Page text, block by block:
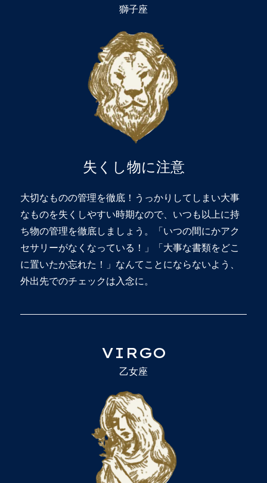
獅子座
失くし物に注意
大切なものの管理を徹底！うっかりしてしまい大事
なものを失くしやすい時期なので、いつも以上に持
ち物の管理を徹底しましょう。「いつの間にかアク
セサリーがなくなっている！」「大事な書類をどこ
に置いたか忘れた！」なんてことにならないよう、
外出先でのチェックは入念に。
VIRGO
乙女座